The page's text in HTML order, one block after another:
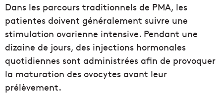
Dans les parcours traditionnels de PMA, les
patientes doivent généralement suivre une
stimulation ovarienne intensive. Pendant une
dizaine de jours, des injections hormonales
quotidiennes sont administrées afin de provoquer
la maturation des ovocytes avant leur
prélèvement.